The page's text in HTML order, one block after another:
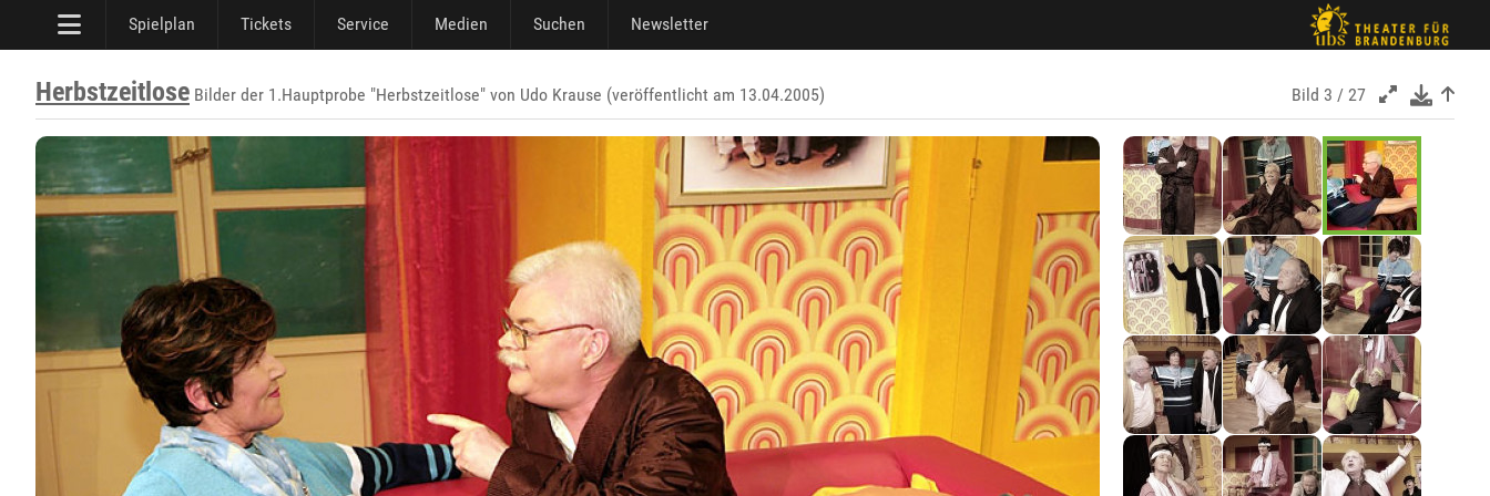
Spielplan Tickets Service Medien Suchen Newsletter
Herbstzeitlose Bilder der 1.Hauptprobe "Herbstzeitlose" von Udo Krause (veröffentlicht am 13.04.2005) Bild 3 / 27